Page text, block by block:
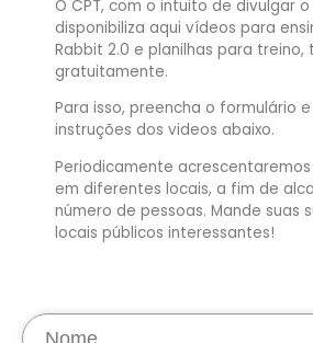
O CPT, com o intuito de divulgar
disponibiliza aqui vídeos para
Rabbit 2.0 e planilhas para treino,
gratuitamente.
Para isso, preencha o formulário
instruções dos videos abaixo.
Periodicamente acrescentaremos
em diferentes locais, a fim de
número de pessoas. Mande suas
locais públicos interessantes!